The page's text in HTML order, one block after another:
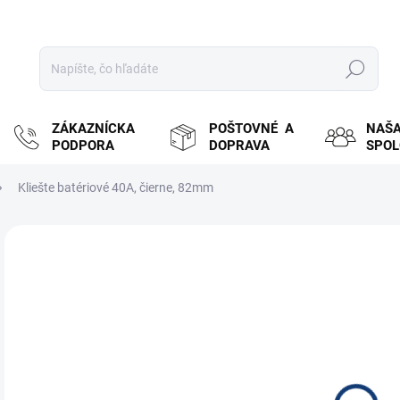
Hľadať
ZÁKAZNÍCKA
PODPORA
POŠTOVNÉ A
DOPRAVA
Kliešte batériové 40A, čierne, 82mm